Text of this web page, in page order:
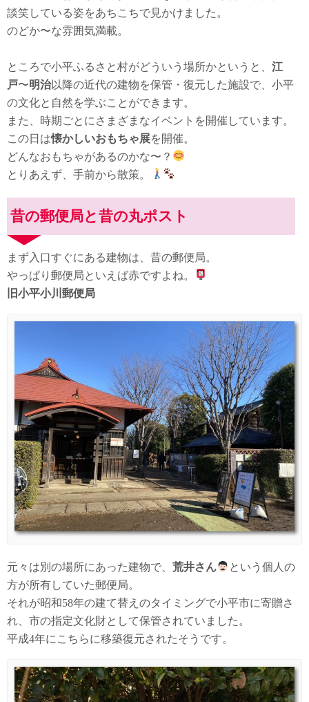
談笑している姿をあちこちで見かけました。
のどか〜な雰囲気満載。
ところで小平ふるさと村がどういう場所かというと、 江
戸〜明治以降の近代の建物を保管・復元した施設で、小平
の文化と自然を学ぶことができます。
また、時期ごとにさまざまなイベントを開催しています。
この日は懐かしいおもちゃ展を開催。
どんなおもちゃがあるのかな〜？
とりあえず、手前から散策。
昔の郵便局と昔の丸ポスト
まず入口すぐにある建物は、昔の郵便局。
やっぱり郵便局といえば赤ですよね。
旧小平小川郵便局
元々は別の場所にあった建物で、 荒井さん
という個人の
方が所有していた郵便局。
それが昭和58年の建て替えのタイミングで小平市に寄贈さ
れ、市の指定文化財として保管されていました。
平成4年にこちらに移築復元されたそうです。